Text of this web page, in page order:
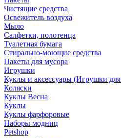
Чистящие средства
Освежитель воздуха
Мыло
Салфетки, полотенца
Туалетная бумага
Стирально-моющие средства
Пакеты для мусора
Игрушки
Куклы и аксессуары (Игрушки для
Коляски
Куклы Весна
Куклы
Куклы фарфоровые
Наборы модниц
Petshop